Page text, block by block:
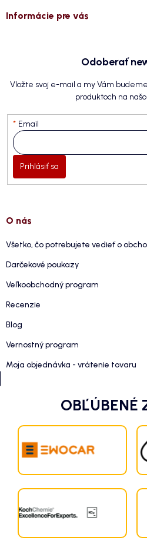
Informácie pre vás
Odoberať
Vložte svoj e-mail a my Vám
produktoch na
Email
Prihlásiť sa
O nás
Všetko, čo potrebujete vedieť o
Darčekové poukazy
Veľkoobchodný program
Recenzie
Blog
Vernostný program
Moja objednávka - vrátenie tovaru
OBĽÚBENÉ